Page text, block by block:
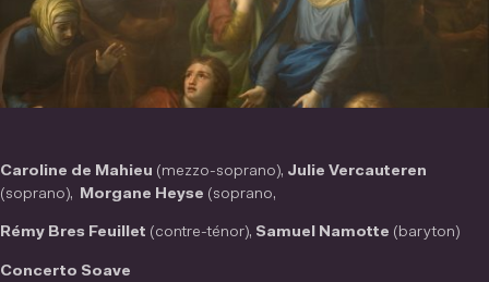
Caroline de Mahieu (mezzo-soprano), Julie Vercauteren
(soprano), Morgane Heyse (soprano,
Rémy Bres Feuillet (contre-ténor), Samuel Namotte (baryton)
Concerto Soave